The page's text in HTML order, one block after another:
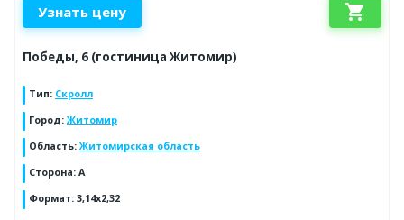
Узнать цену shopping_cart
Победы, 6 (гостиница Житомир)
Тип: Скролл
Город: Житомир
Область: Житомирская область
Сторона: A
Формат: 3,14x2,32